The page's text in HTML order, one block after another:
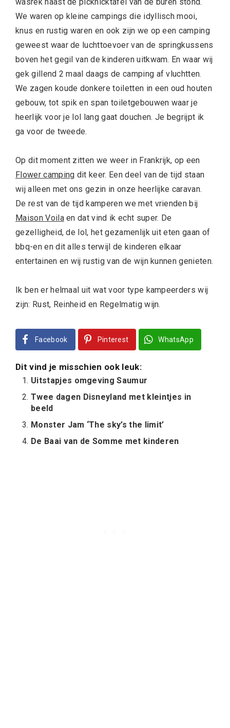
We waren op kleine campings die idyllisch mooi,
knus en rustig waren en ook zijn we op een camping
geweest waar de luchttoevoer van de springkussens
boven het gegil van de kinderen uitkwam. En waar wij
gek gillend 2 maal daags de camping af vluchtten.
We zagen koude donkere toiletten in een oud houten
gebouw, tot spik en span toiletgebouwen waar je
heerlijk voor je lol lang gaat douchen. Je begrijpt ik
ga voor de tweede.
Op dit moment zitten we weer in Frankrijk, op een
Flower camping dit keer. Een deel van de tijd staan
wij alleen met ons gezin in onze heerlijke caravan.
De rest van de tijd kamperen we met vrienden bij
Maison Voilaen dat vind ik echt super. De
gezelligheid, de lol, het gezamenlijk uit eten gaan of
bbq-en en dit alles terwijl de kinderen elkaar
entertainen en wij rustig van de wijn kunnen genieten.
Ik ben er helmaal uit wat voor type kampeerders wij
zijn: Rust, Reinheid en Regelmatig wijn.
Facebook Pinterest WhatsApp
Dit vind je misschien ook leuk:
Uitstapjes omgeving Saumur
Twee dagen Disneyland met kleintjes in
beeld
Monster Jam ‘The sky’s the limit’
De Baai van de Somme met kinderen